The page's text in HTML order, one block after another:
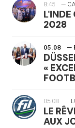
8:45 —
L'INDE
2028
05.08 —
«
05.08 —
LE
AUX